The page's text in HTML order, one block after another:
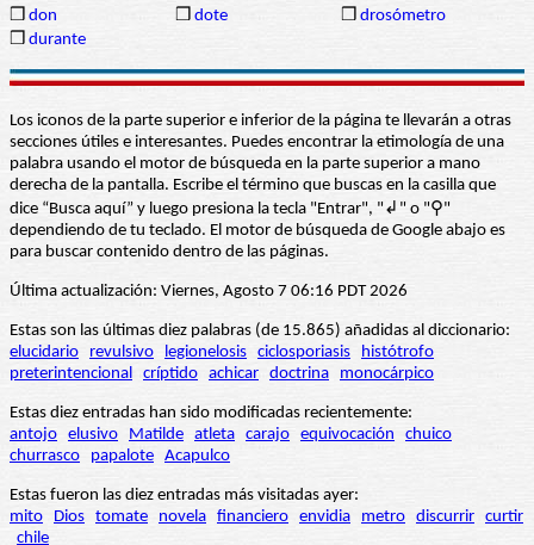
❒ don ❒ dote ❒ drosómetro
❒ durante
Los iconos de la parte superior e inferior de la página te llevarán a otras
secciones útiles e interesantes. Puedes encontrar la etimología de una
palabra usando el motor de búsqueda en la parte superior a mano
derecha de la pantalla. Escribe el término que buscas en la casilla que
dice “Busca aquí” y luego presiona la tecla "Entrar", "↲" o "⚲"
dependiendo de tu teclado. El motor de búsqueda de Google abajo es
para buscar contenido dentro de las páginas.
Última actualización: Viernes, Agosto 7 06:16 PDT 2026
Estas son las últimas diez palabras (de 15.865) añadidas al diccionario:
elucidario
revulsivo legionelosis ciclosporiasis
histótrofo
preterintencional críptido achicar doctrina monocárpico
Estas diez entradas han sido modificadas recientemente:
antojo elusivo Matilde atleta carajo equivocación
chuico
churrasco
papalote Acapulco
Estas fueron las diez entradas más visitadas ayer:
mito
Dios tomate novela financiero envidia metro discurrir curtir
chile